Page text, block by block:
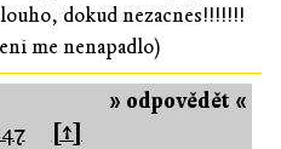
dokud nezacnes!!!!!!!
me nenapadlo)
» odpovědět «
[↑]